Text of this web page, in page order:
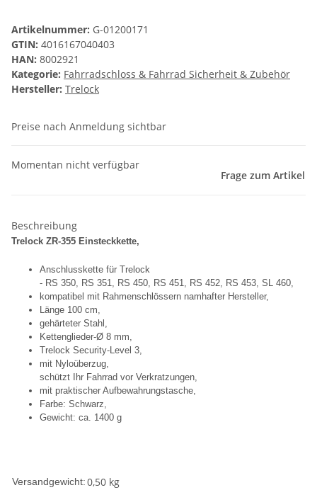
Artikelnummer: G-01200171
GTIN: 4016167040403
HAN: 8002921
Kategorie: Fahrradschloss & Fahrrad Sicherheit & Zubehör
Hersteller: Trelock
Preise nach Anmeldung sichtbar
Momentan nicht verfügbar
Frage zum Artikel
Beschreibung
Trelock ZR-355 Einsteckkette,
Anschlusskette für Trelock
- RS 350, RS 351, RS 450, RS 451, RS 452, RS 453, SL 460,
kompatibel mit Rahmenschlössern namhafter Hersteller,
Länge 100 cm,
gehärteter Stahl,
Kettenglieder-Ø 8 mm,
Trelock Security-Level 3,
mit Nyloüberzug,
schützt Ihr Fahrrad vor Verkratzungen,
mit praktischer Aufbewahrungstasche,
Farbe: Schwarz,
Gewicht: ca. 1400 g
Versandgewicht:0,50 kg